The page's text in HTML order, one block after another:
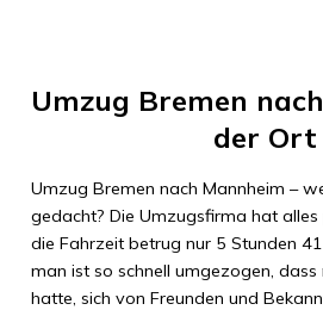
Umzug Bremen nach
der Ort
Umzug Bremen nach Mannheim –
gedacht? Die Umzugsfirma hat
die Fahrzeit betrug nur 5 Stunden
man ist so schnell umgezogen,
hatte, sich von Freunden und